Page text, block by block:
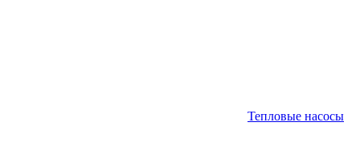
Тепловые насосы